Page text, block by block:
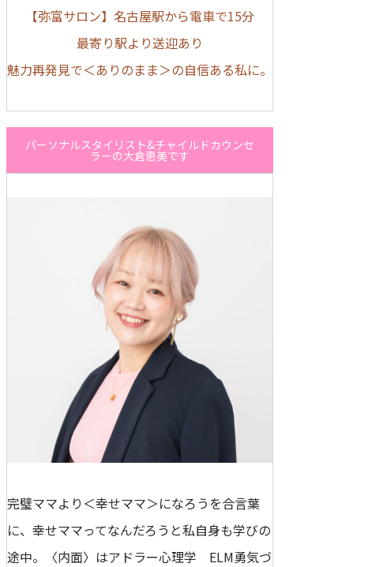
【弥富サロン】名古屋駅から電車で15分
最寄り駅より送迎あり
魅力再発見で＜ありのまま＞の自信ある私に。
パーソナルスタイリスト&チャイルドカウンセ
ラーの大倉恵美です
完璧ママより＜幸せママ＞になろうを合言葉
に、幸せママってなんだろうと私自身も学びの
途中。〈内面〉はアドラー心理学 ELM勇気づ